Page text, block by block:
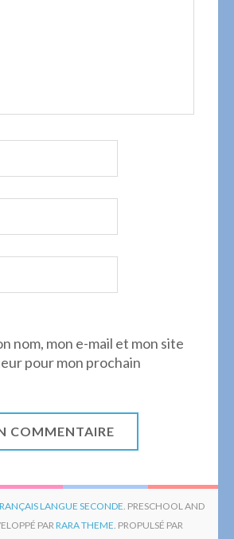
nom, mon e-mail et mon site
pour mon prochain
LANGUE SECONDE. PRESCHOOL AND
PARRARA THEME. PROPULSÉ PAR